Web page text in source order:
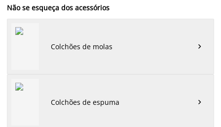
Não se esqueça dos acessórios
Colchões de molas 
Colchões de espuma 